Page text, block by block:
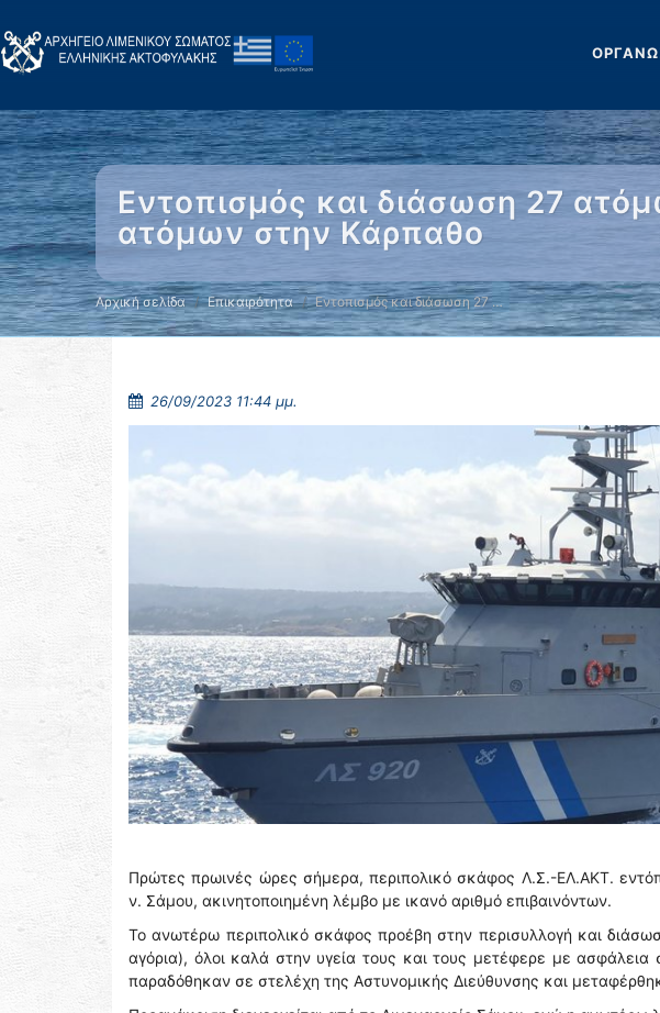
Εντοπισμός και διάσωση 27
ατόμων στην Κάρπαθο
Αρχική σελίδα Επικαιρότητα Εντοπισμός και διάσωση 27 …
26/09/2023 11:44 μμ.
Πρώτες πρωινές ώρες σήμερα, περιπολικό σκάφος Λ.Σ.-ΕΛ.ΑΚΤ.
ν. Σάμου, ακινητοποιημένη λέμβο με ικανό αριθμό επιβαινόντων.
Το ανωτέρω περιπολικό σκάφος προέβη στην περισυλλογή και
αγόρια), όλοι καλά στην υγεία τους και τους μετέφερε με
παραδόθηκαν σε στελέχη της Αστυνομικής Διεύθυνσης και